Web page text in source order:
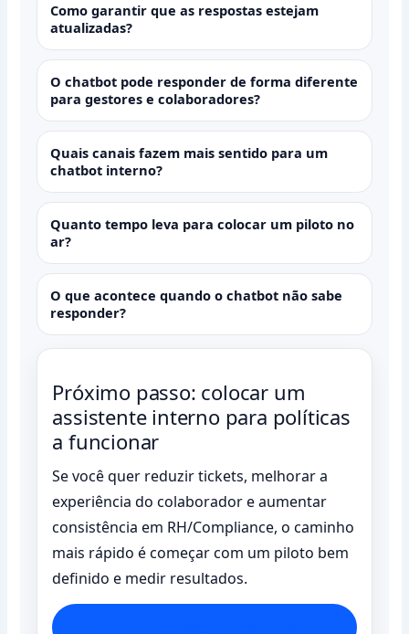
Como garantir que as respostas estejam
atualizadas?
O chatbot pode responder de forma diferente
para gestores e colaboradores?
Quais canais fazem mais sentido para um
chatbot interno?
Quanto tempo leva para colocar um piloto no
ar?
O que acontece quando o chatbot não sabe
responder?
Próximo passo: colocar um
assistente interno para políticas
a funcionar
Se você quer reduzir tickets, melhorar a
experiência do colaborador e aumentar
consistência em RH/Compliance, o caminho
mais rápido é começar com um piloto bem
definido e medir resultados.